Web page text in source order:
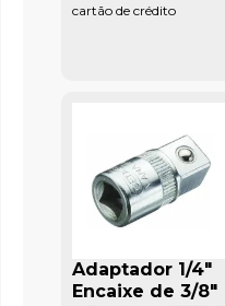
cartão de crédito
Adaptador 1/4"
Encaixe de 3/8"